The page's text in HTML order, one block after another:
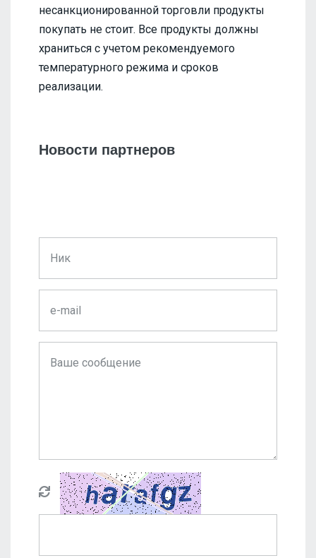
несанкционированной торговли продукты
покупать не стоит. Все продукты должны
храниться с учетом рекомендуемого
температурного режима и сроков
реализации.
Новости партнеров